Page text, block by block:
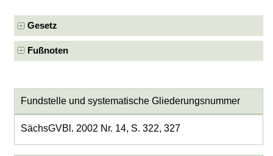
Gesetz
Fußnoten
Fundstelle und systematische Gliederungsnummer
SächsGVBl. 2002 Nr. 14, S. 322, 327